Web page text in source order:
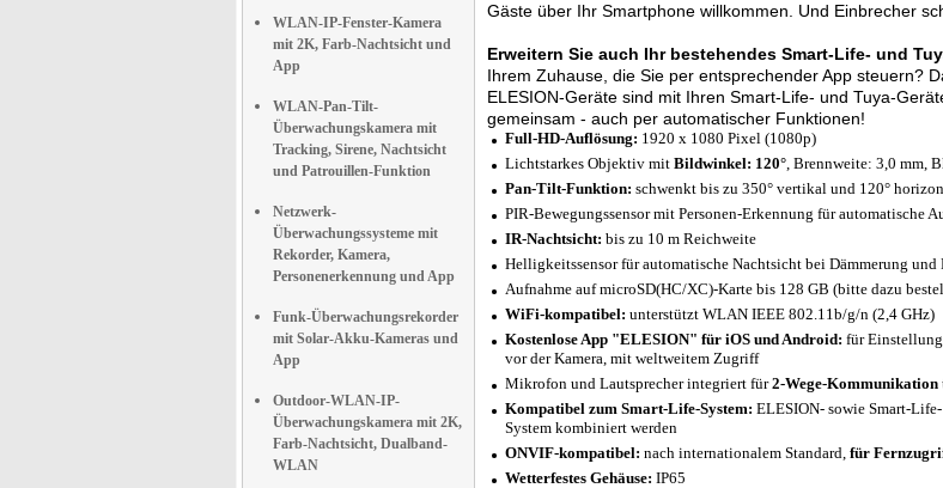
WLAN-IP-Fenster-Kamera
mit 2K, Farb-Nachtsicht und
App
WLAN-Pan-Tilt-
Überwachungskamera mit
Tracking, Sirene, Nachtsicht
und Patrouillen-Funktion
Netzwerk-
Überwachungssysteme mit
Rekorder, Kamera,
Personenerkennung und App
Funk-Überwachungsrekorder
mit Solar-Akku-Kameras und
App
Outdoor-WLAN-IP-
Überwachungskamera mit 2K,
Farb-Nachtsicht, Dualband-
WLAN
Gäste über Ihr Smartphone willkommen. Und Einbrecher
Erweitern Sie auch Ihr bestehendes Smart-Life- und
Ihrem Zuhause, die Sie per entsprechender App steuern?
ELESION-Geräte sind mit Ihren Smart-Life- und Tuya-
gemeinsam - auch per automatischer Funktionen!
Full-HD-Auflösung: 1920 x 1080 Pixel (1080p)
Lichtstarkes Objektiv mit Bildwinkel: 120°, Brennweite: 3,0 mm,
Pan-Tilt-Funktion: schwenkt bis zu 350° vertikal und 120°
PIR-Bewegungssensor mit Personen-Erkennung für automatische
IR-Nachtsicht: bis zu 10 m Reichweite
Helligkeitssensor für automatische Nachtsicht bei Dämmerung
Aufnahme auf microSD(HC/XC)-Karte bis 128 GB (bitte dazu
WiFi-kompatibel: unterstützt WLAN IEEE 802.11b/g/n (2,4 GHz)
Kostenlose App "ELESION" für iOS und Android: für
vor der Kamera, mit weltweitem Zugriff
Mikrofon und Lautsprecher integriert für2-Wege-Kommunikation
Kompatibel zum Smart-Life-System: ELESION- sowie Smart-
System kombiniert werden
ONVIF-kompatibel: nach internationalem Standard, für
Wetterfestes Gehäuse: IP65